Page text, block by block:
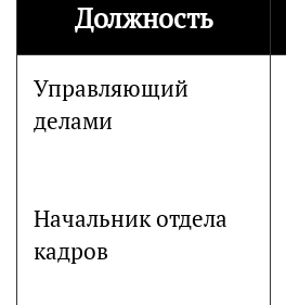
Должность
Управляющий
делами
Начальник отдела
кадров